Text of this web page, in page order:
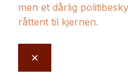
men et dårlig
råttent til kjernen.
✕